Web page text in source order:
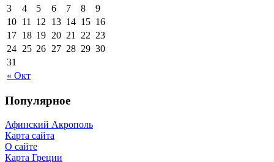
« Окт
3
4 5 6 7 8
9
10 11 12 13 14 15 16
17 18 19 20 21 22 23
24 25 26 27 28 29 30
31
Популярное
Афинский Акрополь
Карта сайта
О сайте
Карта Греции